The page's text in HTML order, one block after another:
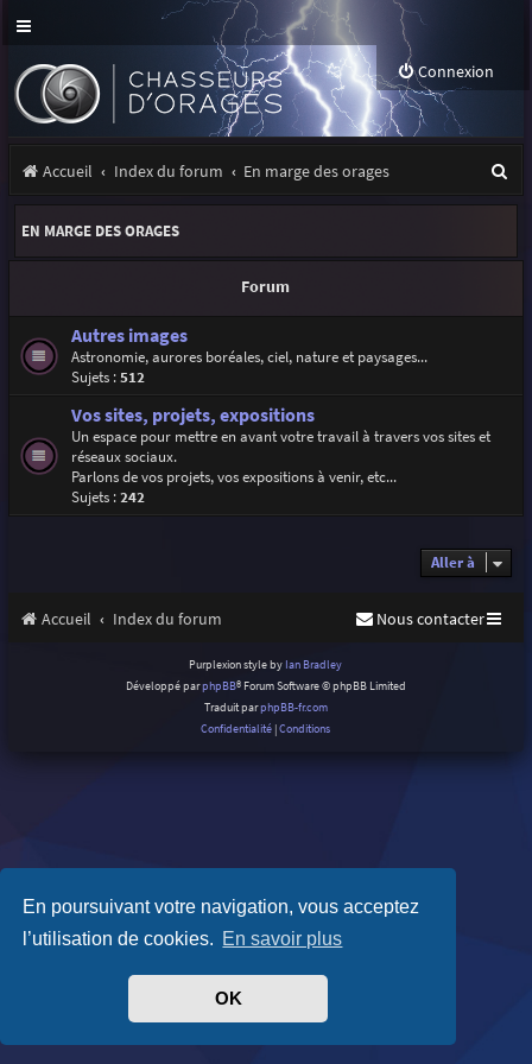
En poursuivant votre navigation, vous acceptez
l’utilisation de cookies. En savoir plus
OK
Connexion
Accueil Index du forum En marge des orages
e
e
EN MARGE DES ORAGES
Forum
Autres images
Astronomie, aurores boréales, ciel, nature et paysages...
Sujets :512
Vos sites, projets, expositions
Un espace pour mettre en avant votre travail à travers vos sites et
réseaux sociaux.
Parlons de vos projets, vos expositions à venir, etc...
Sujets :242
Aller à
Accueil Index du forum Nous contacter
Purplexion style by Ian Bradley
Développé parphpBB® Forum Software © phpBB Limited
Traduit parphpBB-fr.com
Confidentialité |Conditions